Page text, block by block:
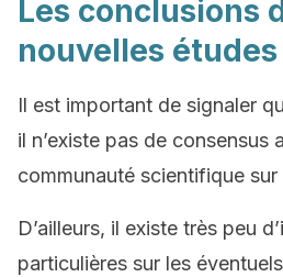
Les conclusions
nouvelles études
Il est important de signaler
il n’existe pas de consensus
communauté scientifique sur
D’ailleurs, il existe très peu
particulières sur les